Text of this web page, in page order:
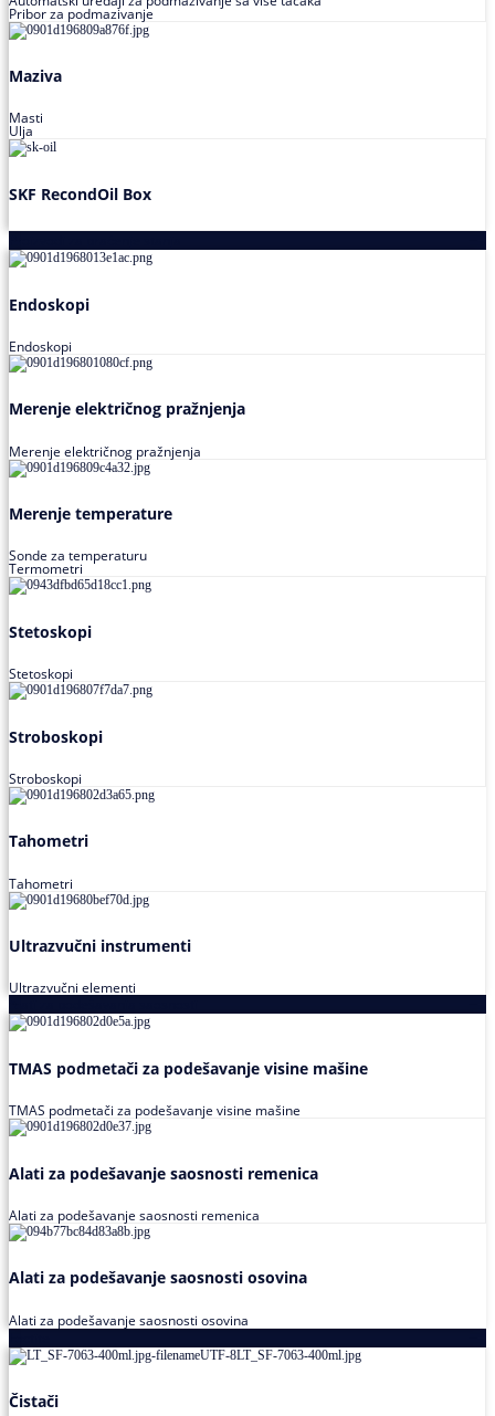
Pribor za podmazivanje
Maziva
Masti
Ulja
SKF RecondOil Box
Endoskopi
Endoskopi
Merenje električnog pražnjenja
Merenje električnog pražnjenja
Merenje temperature
Sonde za temperaturu
Termometri
Stetoskopi
Stetoskopi
Stroboskopi
Stroboskopi
Tahometri
Tahometri
Ultrazvučni instrumenti
Ultrazvučni elementi
TMAS podmetači za podešavanje visine mašine
TMAS podmetači za podešavanje visine mašine
Alati za podešavanje saosnosti remenica
Alati za podešavanje saosnosti remenica
Alati za podešavanje saosnosti osovina
Alati za podešavanje saosnosti osovina
Čistači